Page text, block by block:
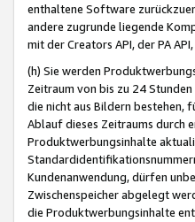
enthaltene Software
andere zugrunde liegende
mit der Creators API, der PA
(h) Sie werden
Zeitraum von bis zu 24
die nicht aus Bildern bestehen,
Ablauf dieses Zeitraums durch
Produktwerbungsinhalte
Kundenanwendung, dürfen
Zwischenspeicher abgelegt
die Produktwerbungsinhalte